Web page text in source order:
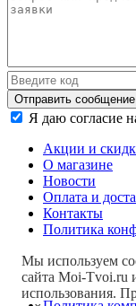
Отправить сообщение
Я даю согласие
Акции и
О магазине
Новости
Оплата и
Контакты
Политика
Мы используем
сайта Moi-Tvoi.ru
использования.